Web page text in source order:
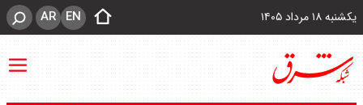
یکشنبه ۱۸ مرداد ۱۴۰۵ EN
AR